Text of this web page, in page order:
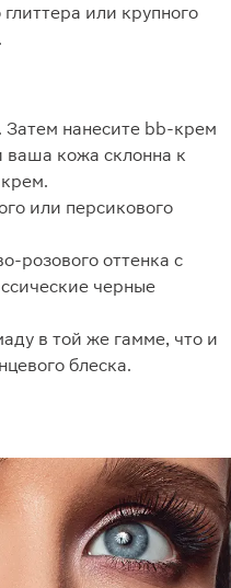
или крупного
Затем нанесите bb-крем
ваша кожа склонна к
или персикового
розового оттенка с
черные
в той же гамме, что и
блеска.